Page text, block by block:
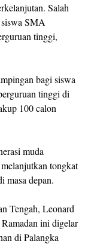
Salah
SMA
tinggi,
bagi siswa
tinggi di
100 calon
muda
tongkat
masa depan.
Tengah, Leonard
ini digelar
di Palangka